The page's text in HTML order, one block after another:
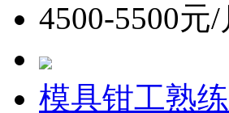
4500-5500元/
模具钳工熟